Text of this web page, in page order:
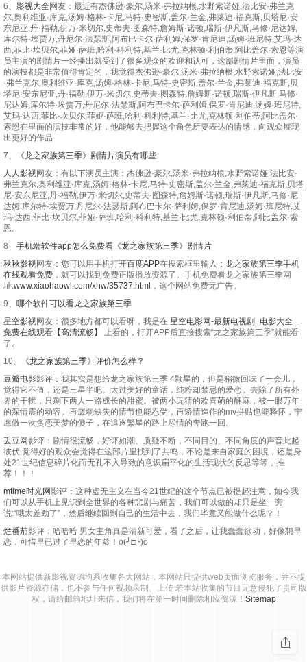
6、 影视大全网友：最近有杰佛逊·豪尔,汤米·弗拉纳根,水野索诺娅,法比安·弗兰克
尔,奥利维亚·库克,汤姆·格林-卡尼,马特·史密斯,盖尔·兰金,弗莱迪·福克斯,贝塔尼·安
东尼亚,丹·福勒,伊万·米切尔,史蒂夫·图森特,詹姆斯·诺顿,瑞斯·伊凡斯,马修·尼达姆,
库尔特·埃贾万,丹尼尔·法瑟斯,阿布巴卡尔·萨利姆,保罗·肯尼迪,汤姆·班尼特,艾玛·达
西,菲比·坎贝尔,菲娅·萨班,哈利·科利特,基兰·比尤,克林顿·利伯蒂,阿比盖尔·索恩等演
员主演的剧情片一经播出就受到了很多观众的欢迎和认可，这部剧情片里面，演员
的演技都是非常值得肯定的，我觉得杰佛逊·豪尔,汤米·弗拉纳根,水野索诺娅,法比安
·弗兰克尔,奥利维亚·库克,汤姆·格林-卡尼,马特·史密斯,盖尔·兰金,弗莱迪·福克斯,贝
塔尼·安东尼亚,丹·福勒,伊万·米切尔,史蒂夫·图森特,詹姆斯·诺顿,瑞斯·伊凡斯,马修·
尼达姆,库尔特·埃贾万,丹尼尔·法瑟斯,阿布巴卡尔·萨利姆,保罗·肯尼迪,汤姆·班尼特,
艾玛·达西,菲比·坎贝尔,菲娅·萨班,哈利·科利特,基兰·比尤,克林顿·利伯蒂,阿比盖尔·
索恩在里面的演技非常的好，他能够去把握这个角色所要表达的情感，向观众展现
出更好的作品
7、
《龙之家族第三季》剧情片演员有哪些
人人影视网友：有以下演员主演：杰佛逊·豪尔,汤米·弗拉纳根,水野索诺娅,法比安·
弗兰克尔,奥利维亚·库克,汤姆·格林-卡尼,马特·史密斯,盖尔·兰金,弗莱迪·福克斯,贝塔
尼·安东尼亚,丹·福勒,伊万·米切尔,史蒂夫·图森特,詹姆斯·诺顿,瑞斯·伊凡斯,马修·尼
达姆,库尔特·埃贾万,丹尼尔·法瑟斯,阿布巴卡尔·萨利姆,保罗·肯尼迪,汤姆·班尼特,艾
玛·达西,菲比·坎贝尔,菲娅·萨班,哈利·科利特,基兰·比尤,克林顿·利伯蒂,阿比盖尔·索
恩。
8、 手机端软件app怎么免费看《龙之家族第三季》剧情片
秋秋影视网友：您可以用手机打开百度APP在搜索框里输入： 龙之家族第三季手机
在线观看免费 ，就可以找到免费正版播放资源了。手机免费看龙之家族第三季网
址:www.xiaohaowl.com/xhw/35737.html ，这个网站免费无广告。
9、 哪个软件可以看龙之家族第三季
星空影视网友：很多地方都可以看呀，我是在 星空电影网-最新电视剧_电影大全_
免费在线观看【高清流畅】
上看的，打开APP后直接搜索“龙之家族第三季”就能看
了。
10、
《龙之家族第三季》评价怎么样？
豆瓣电影影评：我其实是想给龙之家族第三季 4颗星的，但是稍微回味了一会儿，
觉得它不值，还是三星半吧。太过美好的童话，纯粹却禁忌的爱恋。去除了所有外
界的干扰，只剩下两人一路成长的甜蜜。被两小无猜的欢喜萌的酥麻，被一眼万年
的深情震的动容。再孱弱缺失的情节也能忍受，再矫情造作的mv拼贴也能释怀，宁
愿做一次贪恋美梦的傻子，在追逐繁星的路上尽情的奔跑一回。
丢豆网影评：剧情很流畅，好评如潮、质疑不断，不同目的、不同角度的声音此起
彼伏,觉得好的观众会觉得在这部片里找到了共鸣，不论是来自家庭的困境，还是身
处21世纪信息碎片化而无孔不入导致的意识扁平化的生活现状的反思等等，推
荐！！！
mtime时光网影评：这种虚无主义在当今21世纪的这个节点已被提起注意，如今我
们可以从手机上见识到全世界的各种悲剧与痛苦，我们可以做的却只是坐一旁
说:“哦太差劲了”，然后继续回到自己的生活中去，我们毕竟又能做什么呢？！
烂番茄影评：哈哈哈 男女主角真是清新可爱，看了之后，让我蠢蠢欲动，好像想早
恋，可惜早已过了早恋的年龄！o(╯□╰)o
本网站提供新影视资源均系收集各大网站，本网站只提供web页面浏览服务，并不提
供影片资源存储，也不参与任何视频录制、上传 若本站收集的节目无意侵犯了贵司版
权，请给邮箱地址来信，我们将在第一时间删除相应资源！ Sitemap